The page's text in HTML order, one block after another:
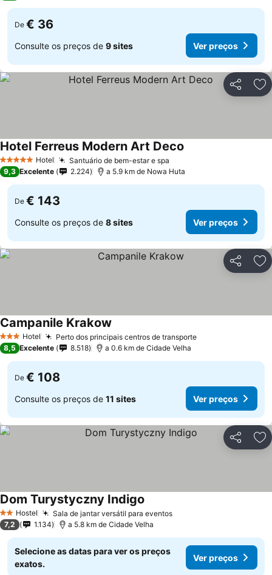
De € 36
Consulte os preços de 9 sites Ver preços
Partilhar
5 Estrelas Hotel Santuário de bem-estar e spa
Hotel Ferreus Modern Art Deco
9,3 Excelente 2.224 a 5.9 km de Nowa Huta
De € 143
Consulte os preços de 8 sites Ver preços
Partilhar
3 EstrelasHotel Perto dos principais centros de transporte
Campanile Krakow
8,5 Excelente 8.518 a 0.6 km de Cidade Velha
De € 108
Consulte os preços de 11 sites Ver preços
Partilhar
2 Estrelas
Hostel Sala de jantar versátil para eventos
Dom Turystyczny Indigo
7,2 1.134 a 5.8 km de Cidade Velha
Selecione as datas para ver os preços
exatos.
Ver preços